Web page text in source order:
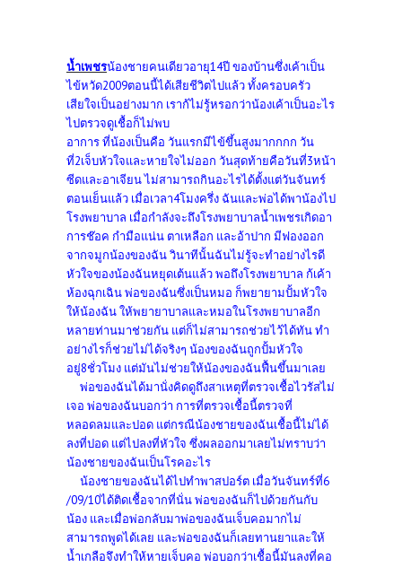
น้ำเพชรน้องชายคนเดียวอายุ14ปี ของบ้านซึ่งเค้าเป็น
ไข้หวัด2009ตอนนี้ได้เสียชีวิตไปแล้ว ทั้งครอบครัว
เสียใจเป็นอย่างมาก เราก้ไม่รู้หรอกว่าน้องเค้าเป็นอะไร
ไปตรวจดูเชื้อก็ไม่พบ
อาการ ที่น้องเป็นคือ วันแรกมีไข้ขึ้นสูงมากกกก วัน
ที่2เจ็บหัวใจและหายใจไม่ออก วันสุดท้ายคือวันที่3หน้า
ซีดและอาเจียน ไม่สามารถกินอะไรได้ตั้งแต่วันจันทร์
ตอนเย็นแล้ว เมื่อเวลา4โมงครึ่ง ฉันและพ่อได้พาน้องไป
โรงพยาบาล เมื่อกำลังจะถึงโรงพยาบาลน้ำเพชรเกิดอา
การช๊อค กำมือแน่น ตาเหลือก และอ้าปาก มีฟองออก
จากจมูกน้องของฉัน วินาทีนั้นฉันไม่รู้จะทำอย่างไรดี
หัวใจของน้องฉันหยุดเต้นแล้ว พอถึงโรงพยาบาล ก้เค้า
ห้องฉุกเฉิน พ่อของฉันซึ่งเป็นหมอ ก็พยายามปั้มหัวใจ
ให้น้องฉัน ให้พยายาบาลและหมอในโรงพยาบาลอีก
หลายท่านมาช่วยกัน แต่ก็ไม่สามารถช่วยไว้ได้ทัน ทำ
อย่างไรก็ช่วยไม่ได้จริงๆ น้องของฉันถูกปั้มหัวใจ
อยู่8ชั่วโมง แต่มันไม่ช่วยให้น้องของฉันฟื้นขึ้นมาเลย
พ่อของฉันได้มานั่งคิดดูถึงสาเหตุที่ตรวจเชื้อไวรัสไม่
เจอ พ่อของฉันบอกว่า การที่ตรวจเชื้อนี้ตรวจที่
หลอดลมและปอด แต่กรณีน้องชายของฉันเชื้อนี้ไม่ได้
ลงที่ปอด แต่ไปลงที่หัวใจ ซึ่งผลออกมาเลยไม่ทราบว่า
น้องชายของฉันเป็นโรคอะไร
น้องชายของฉันได้ไปทำพาสปอร์ต เมื่อวันจันทร์ที่6
/09/10ได้ติดเชื้อจากที่นั่น พ่อของฉันก็ไปด้วยกันกับ
น้อง และเมื่อพ่อกลับมาพ่อของฉันเจ็บคอมากไม่
สามารถพูดได้เลย และพ่อของฉันก็เลยทานยาและให้
น้ำเกลือจึงทำให้หายเจ็บคอ พ่อบอกว่าเชื้อนี้มันลงที่คอ